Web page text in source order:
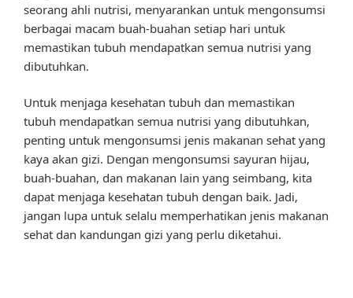
seorang ahli nutrisi, menyarankan untuk mengonsumsi
berbagai macam buah-buahan setiap hari untuk
memastikan tubuh mendapatkan semua nutrisi yang
dibutuhkan.
Untuk menjaga kesehatan tubuh dan memastikan
tubuh mendapatkan semua nutrisi yang dibutuhkan,
penting untuk mengonsumsi jenis makanan sehat yang
kaya akan gizi. Dengan mengonsumsi sayuran hijau,
buah-buahan, dan makanan lain yang seimbang, kita
dapat menjaga kesehatan tubuh dengan baik. Jadi,
jangan lupa untuk selalu memperhatikan jenis makanan
sehat dan kandungan gizi yang perlu diketahui.